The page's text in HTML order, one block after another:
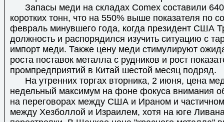
Запасы меди на складах Comex составили
коротких тонн, что на 550% выше показателя по
февраль минувшего года, когда президент США
должность и распорядился изучить ситуацию с
импорт меди. Также цену меди стимулируют
роста поставок металла с рудников и рост
промпредприятий в Китай шестой месяц подряд.
На утренних торгах вторника, 2 июня, цена
недельный максимум на фоне фокуса внимания
на переговорах между США и Ираном и
между Хезболлой и Израилем, хотя на юге